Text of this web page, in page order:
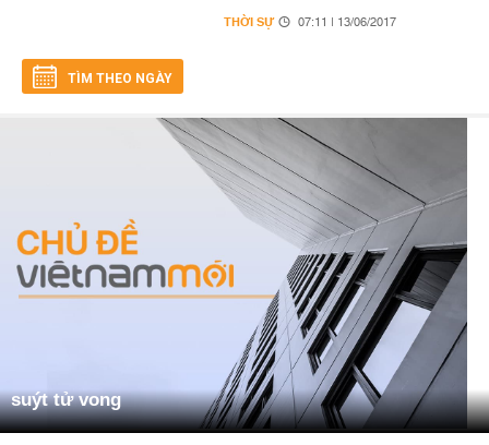
THỜI SỰ 07:11 | 13/06/2017
TÌM THEO NGÀY
suýt tử vong